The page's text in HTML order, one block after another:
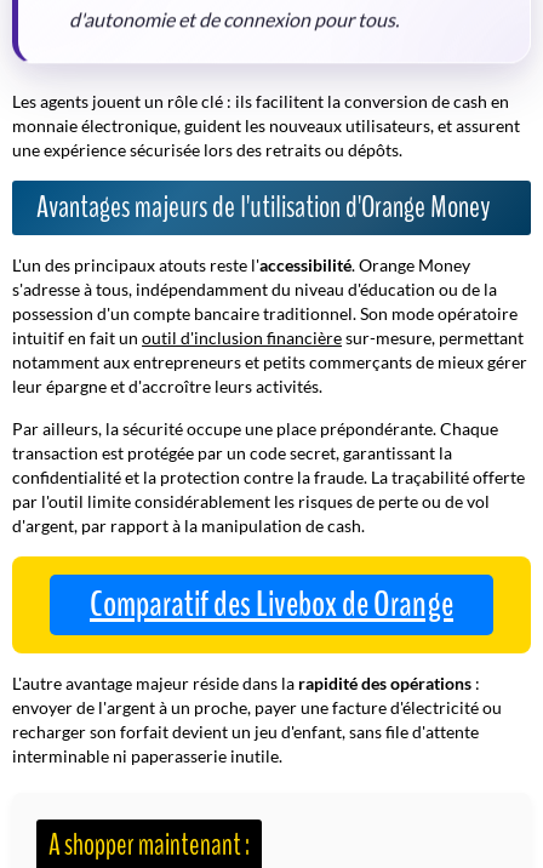
d'autonomie et de connexion pour tous.
Les agents jouent un rôle clé : ils facilitent laconversion de cash en
monnaie électronique, guident les nouveaux utilisateurs, et assurent
une expérience sécurisée lors des retraits ou dépôts.
Avantages majeurs de l'utilisation d'Orange Money
L'un des principaux atouts reste l'accessibilité. Orange Money
s'adresse à tous, indépendamment du niveau d'éducation ou de la
possession d'un compte bancaire traditionnel. Son mode opératoire
intuitif en fait un outil d'inclusion financièresur-mesure, permettant
notamment aux entrepreneurs et petits commerçants de mieux gérer
leur épargne et d'accroître leurs activités.
Par ailleurs, la sécurité occupe une place prépondérante. Chaque
transaction est protégée par un code secret, garantissant la
confidentialité et la protection contre la fraude. La traçabilité offerte
par l'outil limite considérablement les risques de perte ou de vol
d'argent, par rapport à la manipulation de cash.
Comparatif des Livebox de Orange
L'autre avantage majeur réside dans la rapidité des opérations :
envoyer de l'argent à un proche, payer une facture d'électricité ou
recharger son forfait devient un jeu d'enfant, sans file d'attente
interminable ni paperasserie inutile.
A shopper maintenant :